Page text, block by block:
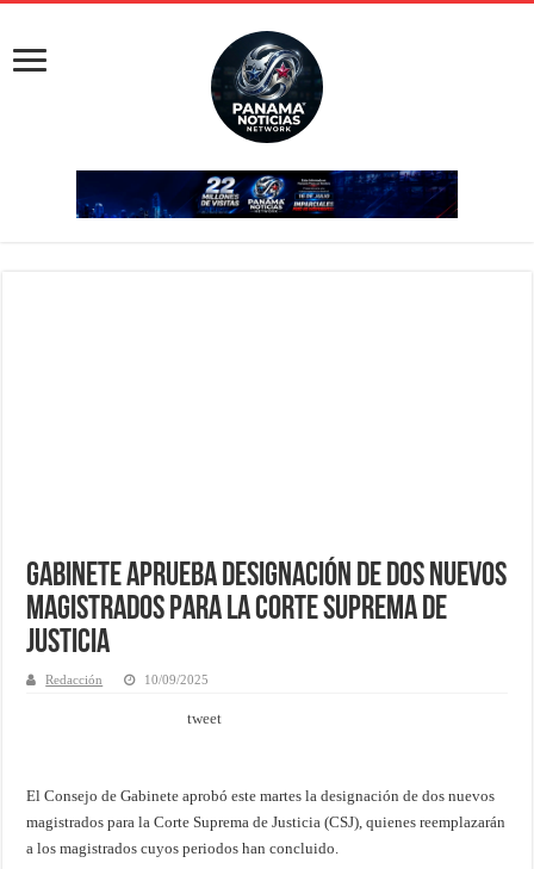
Gabinete aprueba designación de dos nuevos
magistrados para la Corte Suprema de
Justicia
Redacción 10/09/2025
tweet
El Consejo de Gabinete aprobó este martes la designación de dos nuevos
magistrados para la Corte Suprema de Justicia (CSJ), quienes reemplazarán
a los magistrados cuyos periodos han concluido.